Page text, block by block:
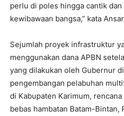
perlu di poles hingga cantik
kewibawaan bangsa,” kata
Sejumlah proyek infrastruktur
menggunakan dana APBN
yang dilakukan oleh Gubernur
pengembangan pelabuhan
di Kabupaten Karimum,
bebas hambatan Batam-Bintan,